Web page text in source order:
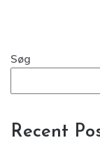
Søg
Recent